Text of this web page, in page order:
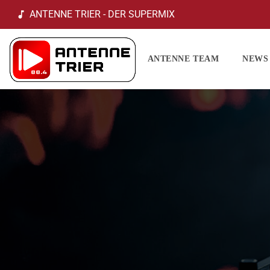
music_note ANTENNE TRIER - DER SUPERMIX
ANTENNE TEAM NEWS